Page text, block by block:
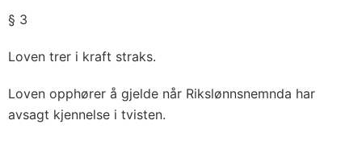
§ 3
Loven trer i kraft straks.
Loven opphører å gjelde når Rikslønnsnemnda har
avsagt kjennelse i tvisten.